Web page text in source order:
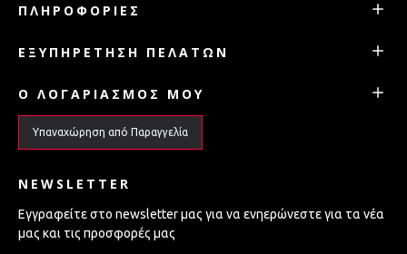
ΠΛΗΡΟΦΟΡΊΕΣ
ΕΞΥΠΗΡΈΤΗΣΗ ΠΕΛΑΤΏΝ
Ο ΛΟΓΑΡΙΑΣΜΌΣ ΜΟΥ
Υπαναχώρηση από Παραγγελία
NEWSLETTER
Εγγραφείτε στο newsletter μας για να ενηερώνεστε για τα νέα
μας και τις προσφορές μας